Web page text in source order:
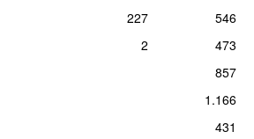
tors 6. okt 2016
(OtherSoul Bootleg)
1
227
546
2
473
857
1.166
431